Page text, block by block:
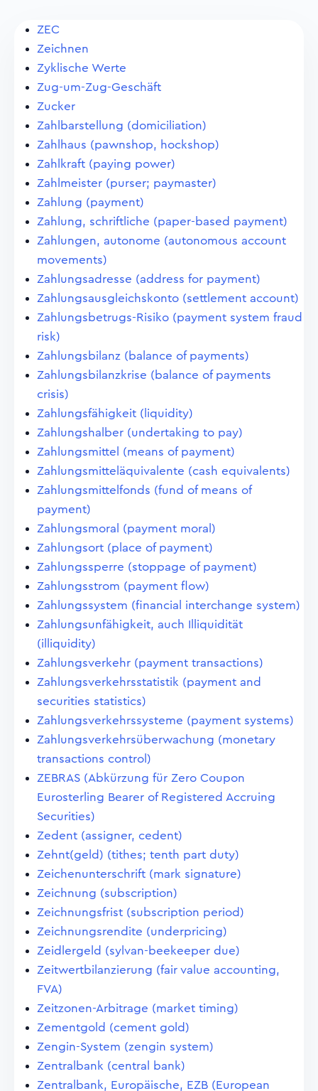
ZEC
Zeichnen
Zyklische Werte
Zug-um-Zug-Geschäft
Zucker
Zahlbarstellung (domiciliation)
Zahlhaus (pawnshop, hockshop)
Zahlkraft (paying power)
Zahlmeister (purser; paymaster)
Zahlung (payment)
Zahlung, schriftliche (paper-based payment)
Zahlungen, autonome (autonomous account
movements)
Zahlungsadresse (address for payment)
Zahlungsausgleichskonto (settlement account)
Zahlungsbetrugs-Risiko (payment system fraud
risk)
Zahlungsbilanz (balance of payments)
Zahlungsbilanzkrise (balance of payments
crisis)
Zahlungsfähigkeit (liquidity)
Zahlungshalber (undertaking to pay)
Zahlungsmittel (means of payment)
Zahlungsmitteläquivalente (cash equivalents)
Zahlungsmittelfonds (fund of means of
payment)
Zahlungsmoral (payment moral)
Zahlungsort (place of payment)
Zahlungssperre (stoppage of payment)
Zahlungsstrom (payment flow)
Zahlungssystem (financial interchange system)
Zahlungsunfähigkeit, auch Illiquidität
(illiquidity)
Zahlungsverkehr (payment transactions)
Zahlungsverkehrsstatistik (payment and
securities statistics)
Zahlungsverkehrssysteme (payment systems)
Zahlungsverkehrsüberwachung (monetary
transactions control)
ZEBRAS (Abkürzung für Zero Coupon
Eurosterling Bearer of Registered Accruing
Securities)
Zedent (assigner, cedent)
Zehnt(geld) (tithes; tenth part duty)
Zeichenunterschrift (mark signature)
Zeichnung (subscription)
Zeichnungsfrist (subscription period)
Zeichnungsrendite (underpricing)
Zeidlergeld (sylvan-beekeeper due)
Zeitwertbilanzierung (fair value accounting,
FVA)
Zeitzonen-Arbitrage (market timing)
Zementgold (cement gold)
Zengin-System (zengin system)
Zentralbank (central bank)
Zentralbank, Europäische, EZB (European